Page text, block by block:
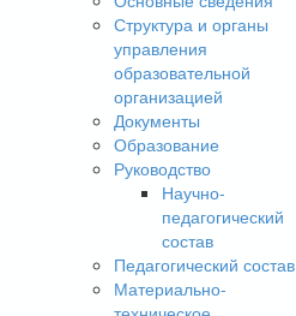
Структура и органы
управления
образовательной
организацией
Документы
Образование
Руководство
Научно-
педагогический
состав
Педагогический состав
Материально-